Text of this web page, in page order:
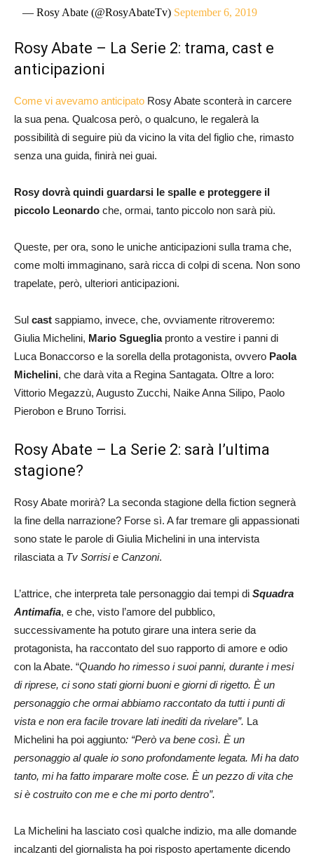
— Rosy Abate (@RosyAbateTv) September 6, 2019
Rosy Abate – La Serie 2: trama, cast e
anticipazioni
Come vi avevamo anticipato Rosy Abate sconterà in carcere
la sua pena. Qualcosa però, o qualcuno, le regalerà la
possibilità di seguire più da vicino la vita del figlio che, rimasto
senza una guida, finirà nei guai.
Rosy dovrà quindi guardarsi le spalle e proteggere il
piccolo Leonardo che, ormai, tanto piccolo non sarà più.
Queste, per ora, sono le uniche anticipazioni sulla trama che,
come molti immaginano, sarà ricca di colpi di scena. Non sono
trapelate, però, ulteriori anticipazioni.
Sul cast sappiamo, invece, che, ovviamente ritroveremo:
Giulia Michelini, Mario Sguegliapronto a vestire i panni di
Luca Bonaccorso e la sorella della protagonista, ovvero Paola
Michelini, che darà vita a Regina Santagata. Oltre a loro:
Vittorio Megazzù, Augusto Zucchi, Naike Anna Silipo, Paolo
Pierobon e Bruno Torrisi.
Rosy Abate – La Serie 2: sarà l’ultima
stagione?
Rosy Abate morirà? La seconda stagione della fiction segnerà
la fine della narrazione? Forse sì. A far tremare gli appassionati
sono state le parole di Giulia Michelini in una intervista
rilasciata a Tv Sorrisi e Canzoni.
L’attrice, che interpreta tale personaggio dai tempi di Squadra
Antimafia, e che, visto l’amore del pubblico,
successivamente ha potuto girare una intera serie da
protagonista, ha raccontato del suo rapporto di amore e odio
con la Abate. “Quando ho rimesso i suoi panni, durante i mesi
di riprese, ci sono stati giorni buoni e giorni di rigetto. È un
personaggio che ormai abbiamo raccontato da tutti i punti di
vista e non era facile trovare lati inediti da rivelare”. La
Michelini ha poi aggiunto: “Però va bene così. È un
personaggio al quale io sono profondamente legata. Mi ha dato
tanto, mi ha fatto imparare molte cose. È un pezzo di vita che
si è costruito con me e che mi porto dentro”.
La Michelini ha lasciato così qualche indizio, ma alle domande
incalzanti del giornalista ha poi risposto apertamente dicendo